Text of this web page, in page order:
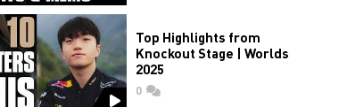
Top Highlights from
Knockout Stage | Worlds
2025
0commentaires